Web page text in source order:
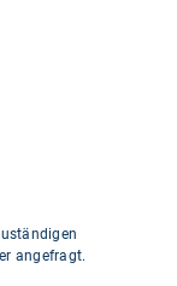
angefragt.